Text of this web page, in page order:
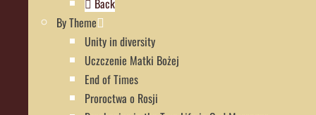
By Theme
Unity in diversity
Uczczenie Matki Bożej
End of Times
Proroctwa o Rosji